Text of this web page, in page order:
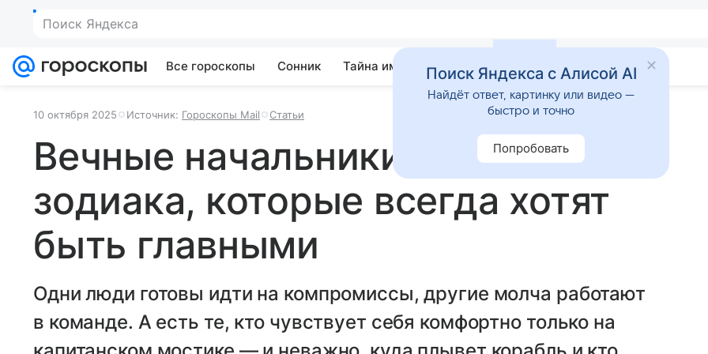
Поиск Яндекса
Все гороскопы Сонник Тайна имени Гадания Приметы
10 октября 2025 Источник: Гороскопы Mail Статьи
Вечные начальники: 3 знака
зодиака, которые всегда хотят
быть главными
Одни люди готовы идти на компромиссы, другие молча работают
в команде. А есть те, кто чувствует себя комфортно только на
Поиск Яндекса с Алисой AI
Найдёт ответ, картинку или видео —
быстро и точно
Попробовать